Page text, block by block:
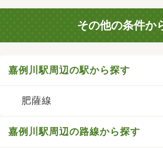
その他の条件か
嘉例川駅周辺の駅から探す
肥薩線
嘉例川駅周辺の路線から探す